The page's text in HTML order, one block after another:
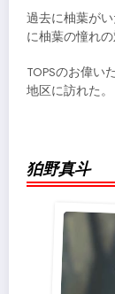
過去に柚葉が
に柚葉の憧れの
TOPSのお偉い
地区に訪れた。
狛野真斗